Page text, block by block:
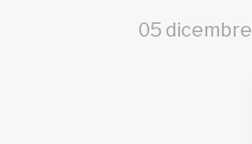
Inviateci le vostre
05